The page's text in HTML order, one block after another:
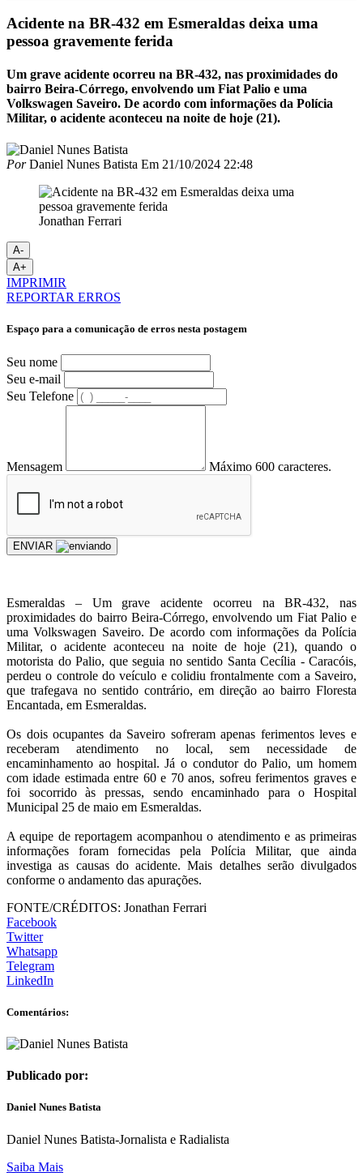
Acidente na BR-432 em Esmeraldas deixa uma
pessoa gravemente ferida
Um grave acidente ocorreu na BR-432, nas proximidades do
bairro Beira-Córrego, envolvendo um Fiat Palio e uma
Volkswagen Saveiro. De acordo com informações da Polícia
Militar, o acidente aconteceu na noite de hoje (21).
PorDaniel Nunes Batista Em 21/10/2024 22:48
Jonathan Ferrari
A-
A+
IMPRIMIR
REPORTAR ERROS
Espaço para a comunicação de erros nesta postagem
Seu nome
Seu e-mail
Seu Telefone
Mensagem Máximo 600 caracteres.
ENVIAR
Esmeraldas – Um grave acidente ocorreu na BR-432, nas
proximidades do bairro Beira-Córrego, envolvendo um Fiat Palio e
uma Volkswagen Saveiro. De acordo com informações da Polícia
Militar, o acidente aconteceu na noite de hoje (21), quando o
motorista do Palio, que seguia no sentido Santa Cecília - Caracóis,
perdeu o controle do veículo e colidiu frontalmente com a Saveiro,
que trafegava no sentido contrário, em direção ao bairro Floresta
Encantada, em Esmeraldas.
Os dois ocupantes da Saveiro sofreram apenas ferimentos leves e
receberam atendimento no local, sem necessidade de
encaminhamento ao hospital. Já o condutor do Palio, um homem
com idade estimada entre 60 e 70 anos, sofreu ferimentos graves e
foi socorrido às pressas, sendo encaminhado para o Hospital
Municipal 25 de maio em Esmeraldas.
A equipe de reportagem acompanhou o atendimento e as primeiras
informações foram fornecidas pela Polícia Militar, que ainda
investiga as causas do acidente. Mais detalhes serão divulgados
conforme o andamento das apurações.
FONTE/CRÉDITOS: Jonathan Ferrari
Facebook
Twitter
Whatsapp
Telegram
LinkedIn
Comentários:
Publicado por:
Daniel Nunes Batista
Daniel Nunes Batista-Jornalista e Radialista
Saiba Mais